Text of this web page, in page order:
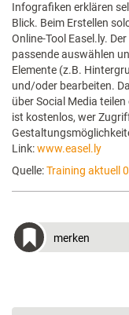
Infografiken erklären
Blick. Beim Erstellen
Online-Tool Easel.ly.
passende auswählen
Elemente (z.B.
und/oder bearbeiten.
über Social Media
ist kostenlos, wer
Link:www.easel.ly
Quelle:Training aktuell
merken